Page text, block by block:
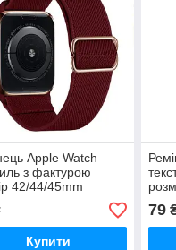
Apple Watch
з фактурою
42/44/45mm
Купити
79